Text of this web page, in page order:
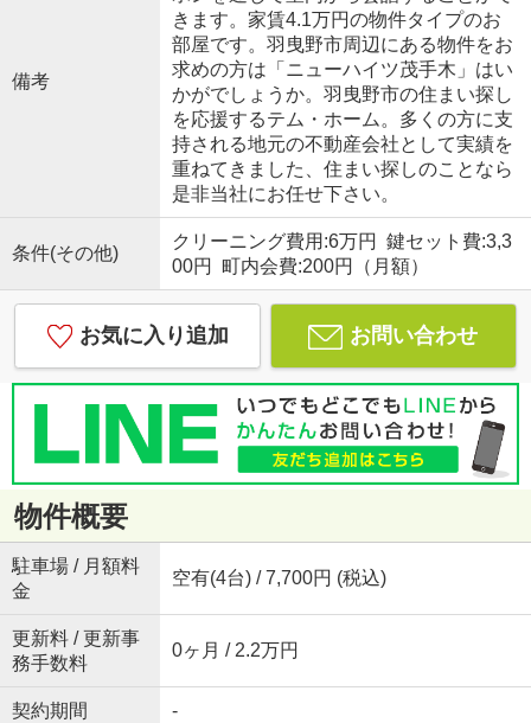
備考
きます。家賃4.1万円の物件タイプのお
部屋です。羽曳野市周辺にある物件をお
求めの方は「ニューハイツ茂手木」はい
かがでしょうか。羽曳野市の住まい探し
を応援するテム・ホーム。多くの方に支
持される地元の不動産会社として実績を
重ねてきました、住まい探しのことなら
是非当社にお任せ下さい。
条件(その他)
クリーニング費用:6万円 鍵セット費:3,3
00円 町内会費:200円（月額）
お気に入り追加 お問い合わせ
物件概要
駐車場 / 月額料
金
空有(4台) / 7,700円 (税込)
更新料 / 更新事
務手数料
0ヶ月 / 2.2万円
契約期間 -